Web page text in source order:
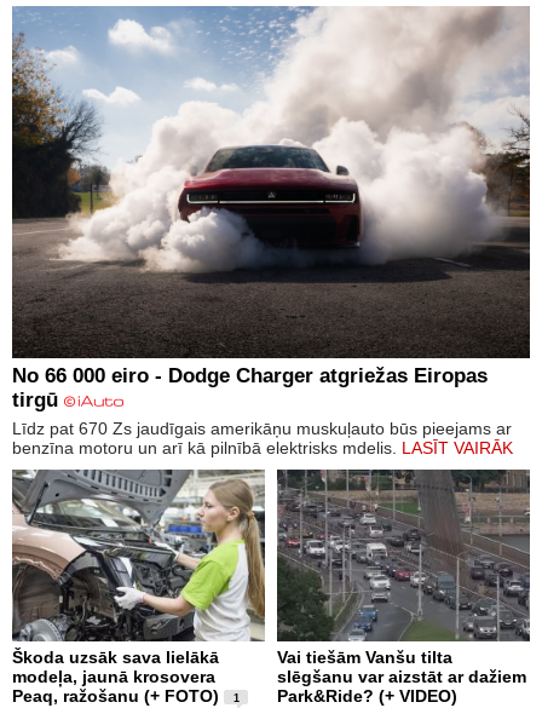
No 66 000 eiro - Dodge Charger atgriežas Eiropas
tirgū
Līdz pat 670 Zs jaudīgais amerikāņu muskuļauto būs pieejams ar
benzīna motoru un arī kā pilnībā elektrisks mdelis. LASĪT VAIRĀK
Škoda uzsāk sava lielākā
modeļa, jaunā krosovera
Peaq, ražošanu (+ FOTO)
1
Vai tiešām Vanšu tilta
slēgšanu var aizstāt ar dažiem
Park&Ride? (+ VIDEO)